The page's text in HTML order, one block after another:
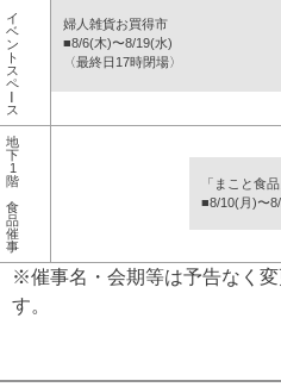
イ
ベ
ン
ト
ス
ペ
ス
婦人雑貨お買得市
■8/6(木)〜8/19(水)
〈最終日17時閉場〉
地
下
1
階
食
品
催
事
「まこと食
■8/10(月)〜
※催事名・会期等は予告なく
す。